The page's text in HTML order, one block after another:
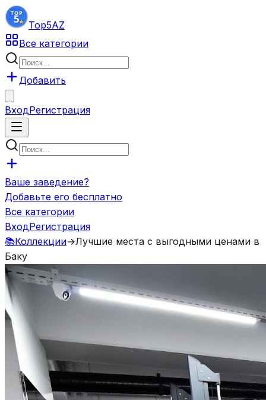
Top5AZ
Все категории
Добавить
ВходРегистрация
Ваше заведение?
Добавьте его бесплатно
Все категории
ВходРегистрация
📚Коллекции→Лучшие места с выгодными ценами в
Баку